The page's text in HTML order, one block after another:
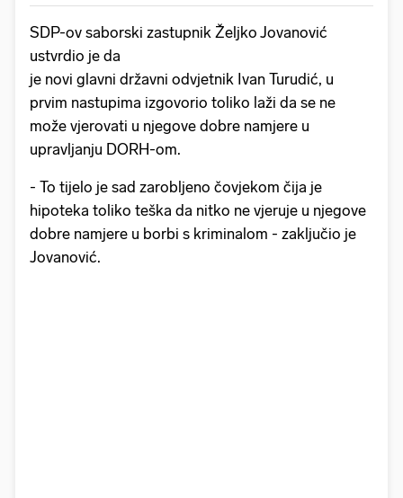
SDP-ov saborski zastupnik Željko Jovanović
ustvrdio je da
je novi glavni državni odvjetnik Ivan Turudić, u
prvim nastupima izgovorio toliko laži da se ne
može vjerovati u njegove dobre namjere u
upravljanju DORH-om.
- To tijelo je sad zarobljeno čovjekom čija je
hipoteka toliko teška da nitko ne vjeruje u njegove
dobre namjere u borbi s kriminalom - zaključio je
Jovanović.